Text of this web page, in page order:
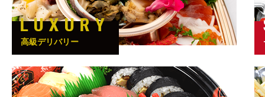
高級デリバリー